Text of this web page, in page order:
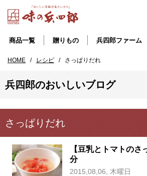
商品一覧 贈りもの 兵四郎ファーム
HOME / レシピ / さっぱりだれ
兵四郎のおいしいブログ
さっぱりだれ
【豆乳とトマトのさ
分
2015,08,06, 木曜日